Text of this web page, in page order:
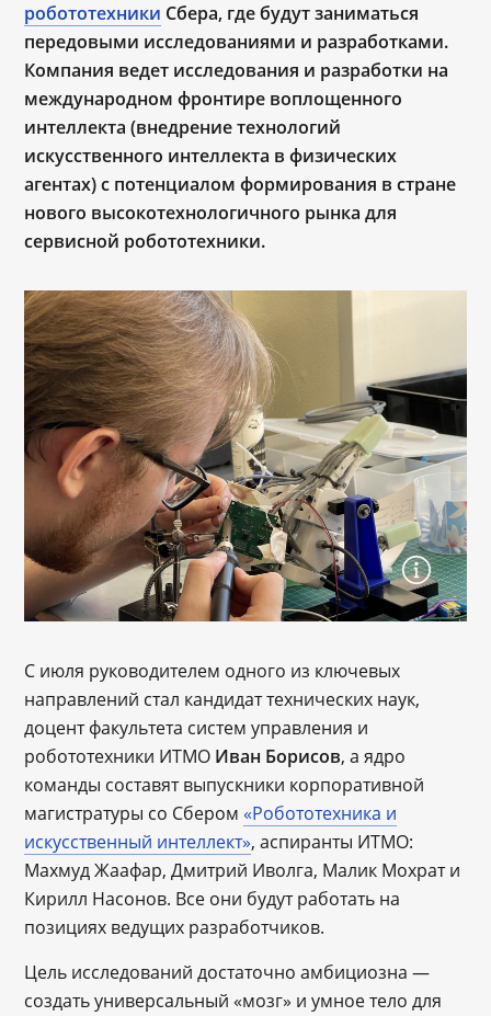
робототехники Сбера, где будут заниматься
передовыми исследованиями и разработками.
Компания ведет исследования и разработки на
международном фронтире воплощенного
интеллекта (внедрение технологий
искусственного интеллекта в физических
агентах) с потенциалом формирования в стране
нового высокотехнологичного рынка для
сервисной робототехники.
С июля руководителем одного из ключевых
направлений стал кандидат технических наук,
доцент факультета систем управления и
робототехники ИТМО Иван Борисов, а ядро
команды составят выпускники корпоративной
магистратуры со Сбером «Робототехника и
искусственный интеллект», аспиранты ИТМО:
Махмуд Жаафар, Дмитрий Иволга, Малик Мохрат и
Кирилл Насонов. Все они будут работать на
позициях ведущих разработчиков.
Цель исследований достаточно амбициозна ―
создать универсальный «мозг» и умное тело для